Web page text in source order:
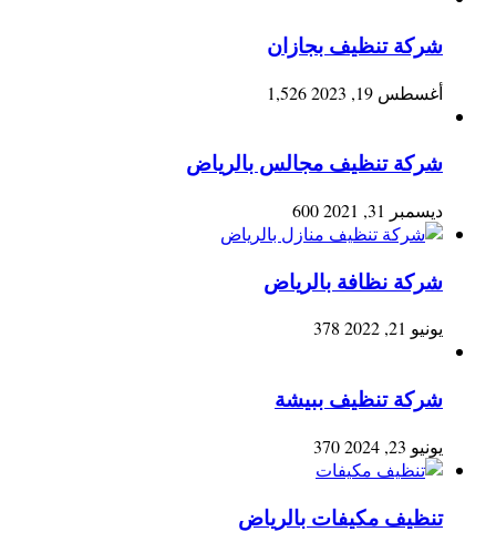
شركة تنظيف بجازان
أغسطس 19, 2023 1,526
شركة تنظيف مجالس بالرياض
ديسمبر 31, 2021 600
شركة نظافة بالرياض
يونيو 21, 2022 378
شركة تنظيف ببيشة
يونيو 23, 2024 370
تنظيف مكيفات بالرياض